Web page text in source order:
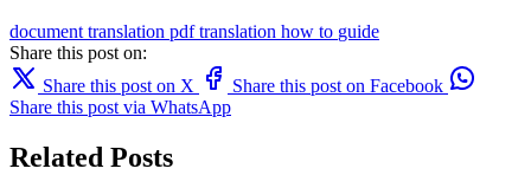
document translation pdf translation how to guide
Share this post on:
Share this post on X
Share this post on Facebook
Share this post via WhatsApp
Related Posts